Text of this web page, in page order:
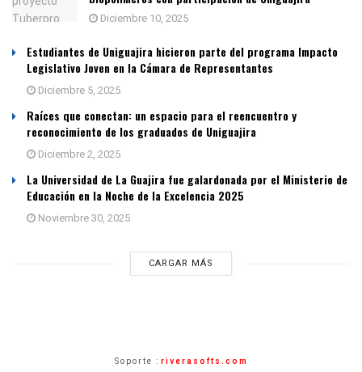
Diciembre 10, 2025
Estudiantes de Uniguajira hicieron parte del programa Impacto
Legislativo Joven en la Cámara de Representantes
Diciembre 5, 2025
Raíces que conectan: un espacio para el reencuentro y
reconocimiento de los graduados de Uniguajira
Diciembre 2, 2025
La Universidad de La Guajira fue galardonada por el Ministerio de
Educación en la Noche de la Excelencia 2025
Noviembre 30, 2025
CARGAR MÁS
Soporte : riverasofts.com